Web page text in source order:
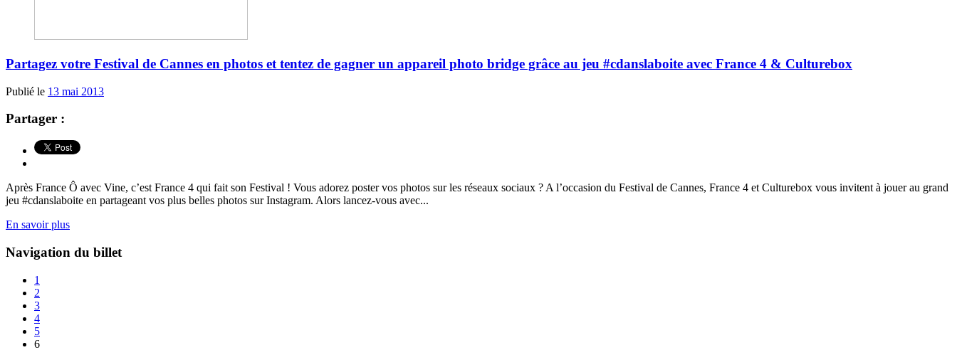
Partagez votre Festival de Cannes en photos et tentez de gagner un appareil photo bridge grâce au jeu #cdanslaboite avec France 4 & Culturebox
Publié le 13 mai 2013
Partager :
Après France Ô avec Vine, c’est France 4 qui fait son Festival ! Vous adorez poster vos photos sur les réseaux sociaux ? A l’occasion du Festival de Cannes, France 4 et Culturebox vous invitent à jouer au grand
jeu #cdanslaboite en partageant vos plus belles photos sur Instagram. Alors lancez-vous avec...
En savoir plus
Navigation du billet
1
2
3
4
5
6